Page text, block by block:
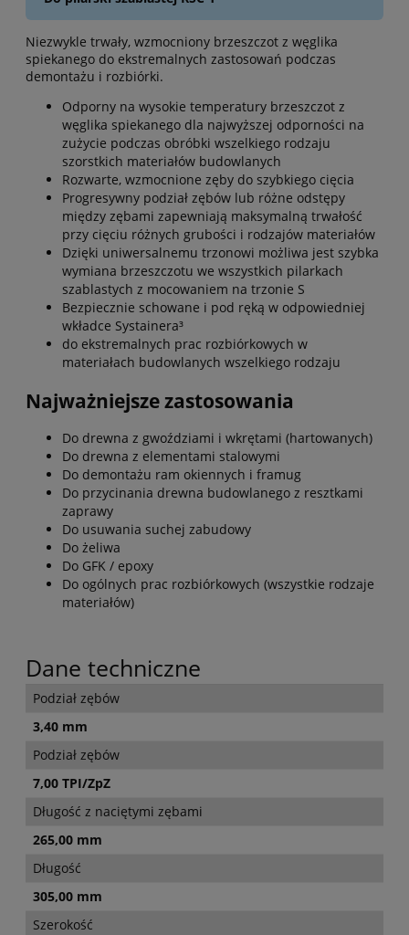
Niezwykle trwały, wzmocniony brzeszczot z węglika
spiekanego do ekstremalnych zastosowań podczas
demontażu i rozbiórki.
Odporny na wysokie temperatury brzeszczot z
węglika spiekanego dla najwyższej odporności na
zużycie podczas obróbki wszelkiego rodzaju
szorstkich materiałów budowlanych
Rozwarte, wzmocnione zęby do szybkiego cięcia
Progresywny podział zębów lub różne odstępy
między zębami zapewniają maksymalną trwałość
przy cięciu różnych grubości i rodzajów materiałów
Dzięki uniwersalnemu trzonowi możliwa jest szybka
wymiana brzeszczotu we wszystkich pilarkach
szablastych z mocowaniem na trzonie S
Bezpiecznie schowane i pod ręką w odpowiedniej
wkładce Systainera³
do ekstremalnych prac rozbiórkowych w
materiałach budowlanych wszelkiego rodzaju
Najważniejsze zastosowania
Do drewna z gwoździami i wkrętami (hartowanych)
Do drewna z elementami stalowymi
Do demontażu ram okiennych i framug
Do przycinania drewna budowlanego z resztkami
zaprawy
Do usuwania suchej zabudowy
Do żeliwa
Do GFK / epoxy
Do ogólnych prac rozbiórkowych (wszystkie rodzaje
materiałów)
Dane techniczne
Podział zębów
3,40 mm
Podział zębów
7,00 TPI/ZpZ
Długość z naciętymi zębami
265,00 mm
Długość
305,00 mm
Szerokość